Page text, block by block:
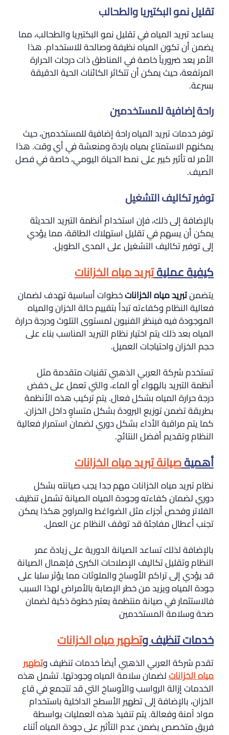
تقليل نمو البكتيريا والطحالب
يساعد تبريد المياه في تقليل نمو البكتيريا والطحالب، مما
يضمن أن تكون المياه نظيفة وصالحة للاستخدام. هذا
الأمر يعد ضرورياً خاصة في المناطق ذات درجات الحرارة
المرتفعة، حيث يمكن أن تتكاثر الكائنات الحية الدقيقة
بسرعة.
راحة إضافية للمستخدمين
توفر خدمات تبريد المياه راحة إضافية للمستخدمين، حيث
يمكنهم الاستمتاع بمياه باردة ومنعشة في أي وقت. هذا
الأمر له تأثير كبير على نمط الحياة اليومي، خاصة في فصل
الصيف.
توفير تكاليف التشغيل
بالإضافة إلى ذلك، فإن استخدام أنظمة التبريد الحديثة
يمكن أن يسهم في تقليل استهلاك الطاقة، مما يؤدي
إلى توفير تكاليف التشغيل على المدى الطويل.
كيفية عمليةتبريد مياه الخزانات
يتضمنتبريد مياه الخزاناتخطوات أساسية تهدف لضمان
فعالية النظام وكفاءته تبدأ بتقييم حالة الخزان والمياه
الموجودة فيه فينظر الفنيون لمستوى التلوث ودرجة حرارة
المياه بعد ذلك يتم اختيار نظام التبريد المناسب بناء على
حجم الخزان واحتياجات العميل.
تستخدم شركة العربي الذهبي تقنيات متقدمة مثل
أنظمة التبريد بالهواء أو الماء، والتي تعمل على خفض
درجة حرارة المياه بشكل فعال. يتم تركيب هذه الأنظمة
بطريقة تضمن توزيع البرودة بشكل متساوٍ داخل الخزان.
كما يتم مراقبة الأداء بشكل دوري لضمان استمرار فعالية
النظام وتقديم أفضل النتائج.
أهميةصيانة تبريد مياه الخزانات
نظام تبريد مياه الخزانات مهم جدا يجب صيانته بشكل
دوري لضمان كفاءته وجودة المياه الصيانة تشمل تنظيف
الفلاتر وفحص أجزاء مثل الضواغط والمراوح هكذا يمكن
تجنب أعطال مفاجئة قد توقف النظام عن العمل.
بالإضافة لذلك تساعد الصيانة الدورية على زيادة عمر
النظام وتقليل تكاليف الإصلاحات الكبرى فإهمال الصيانة
قد يؤدي إلى تراكم الأوساخ والملوثات مما يؤثر سلبا على
جودة المياه ويزيد من خطر الإصابة بالأمراض لهذا السبب
فالاستثمار في صيانة منتظمة يعتبر خطوة ذكية لضمان
صحة وسلامة المستخدمين
خدمات تنظيف وتطهير مياه الخزانات
تقدم شركة العربي الذهبي أيضاً خدمات تنظيف وتطهير
مياه الخزاناتلضمان سلامة المياه وجودتها. تشمل هذه
الخدمات إزالة الرواسب والأوساخ التي قد تتجمع في قاع
الخزان، بالإضافة إلى تطهير الأسطح الداخلية باستخدام
مواد آمنة وفعالة. يتم تنفيذ هذه العمليات بواسطة
فريق متخصص يضمن عدم التأثير على جودة المياه أثناء